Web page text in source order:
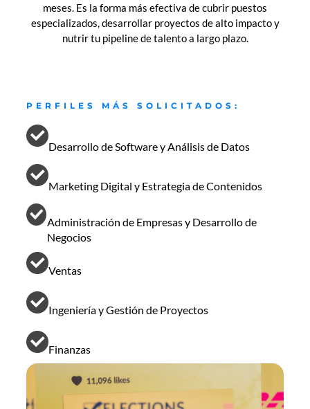
meses. Es la forma más efectiva de cubrir puestos
especializados, desarrollar proyectos de alto impacto y
nutrir tu pipeline de talento a largo plazo.
PERFILES MÁS SOLICITADOS:
Desarrollo de Software y Análisis de Datos
Marketing Digital y Estrategia de Contenidos
Administración de Empresas y Desarrollo de
Negocios
Ventas
Ingeniería y Gestión de Proyectos
Finanzas